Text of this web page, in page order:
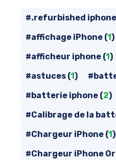
#.refurbished
#affichage iPhone (1)
#afficheur iphone (1)
#astuces (1)
#batterie iphone (2)
#Calibrage de la
#Chargeur iPhone (1)
#Chargeur iPhone